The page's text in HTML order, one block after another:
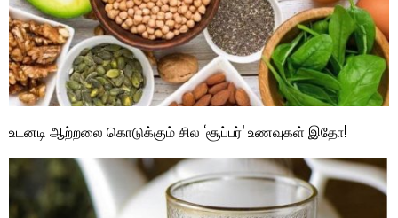
உடனடி ஆற்றலை கொடுக்கும் சில ‘சூப்பர்’ உணவுகள் இதோ!